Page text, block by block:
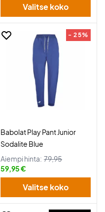
Valitse koko
- 25%
Babolat Play Pant Junior
Sodalite Blue
Aiempi hinta: 79,95
59,95 €
Valitse koko